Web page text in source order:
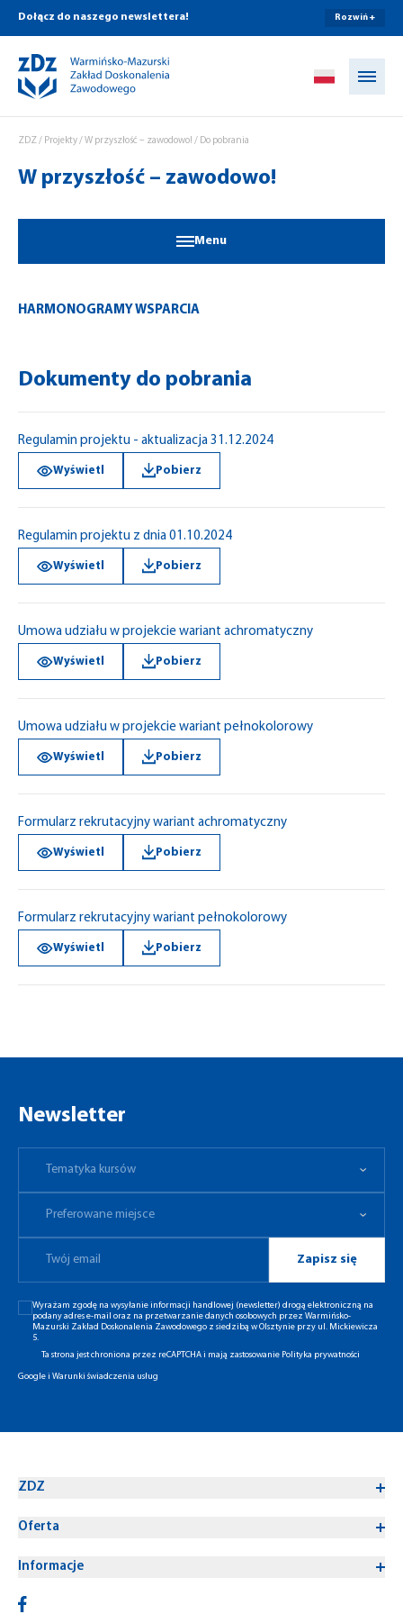
Dołącz do naszego newslettera! Rozwiń +
ZDZ/ Projekty/ W przyszłość – zawodowo! / Do pobrania
W przyszłość – zawodowo!
Menu
HARMONOGRAMY WSPARCIA
Dokumenty do pobrania
Regulamin projektu - aktualizacja 31.12.2024
Wyświetl Pobierz
Regulamin projektu z dnia 01.10.2024
Wyświetl Pobierz
Umowa udziału w projekcie wariant achromatyczny
Wyświetl Pobierz
Umowa udziału w projekcie wariant pełnokolorowy
Wyświetl Pobierz
Formularz rekrutacyjny wariant achromatyczny
Wyświetl Pobierz
Formularz rekrutacyjny wariant pełnokolorowy
Wyświetl Pobierz
Newsletter
Tematyka kursów
Preferowane miejsce
Zapisz się
Wyrażam zgodę na wysyłanie informacji handlowej (newsletter) drogą elektroniczną na
podany adres e-mail oraz na przetwarzanie danych osobowych przez Warmińsko-
Mazurski Zakład Doskonalenia Zawodowego z siedzibą w Olsztynie przy ul. Mickiewicza
5.
Ta strona jest chroniona przez reCAPTCHA i mają zastosowanie Polityka prywatności
Googlei Warunki świadczenia usług
ZDZ
Oferta
Informacje